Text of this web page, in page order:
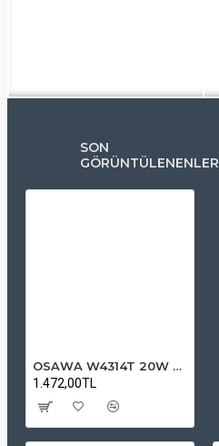
SON
GÖRÜNTÜLENENLER
OSAWA W4314T 20W Trafolu Duvar Tipi Sütun Hoparlör - Siyah
1.472,00TL